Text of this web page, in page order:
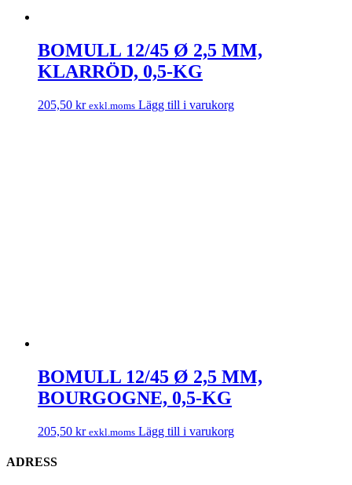
BOMULL 12/45 Ø 2,5 MM,
KLARRÖD, 0,5-KG
205,50 kr exkl.moms Lägg till i varukorg
BOMULL 12/45 Ø 2,5 MM,
BOURGOGNE, 0,5-KG
205,50 kr exkl.moms Lägg till i varukorg
ADRESS